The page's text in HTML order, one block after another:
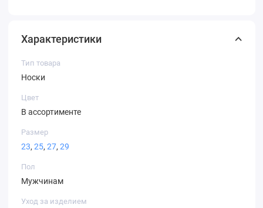
Характеристики
Тип товара
Носки
Цвет
В ассортименте
Размер
23, 25, 27, 29
Пол
Мужчинам
Уход за изделием